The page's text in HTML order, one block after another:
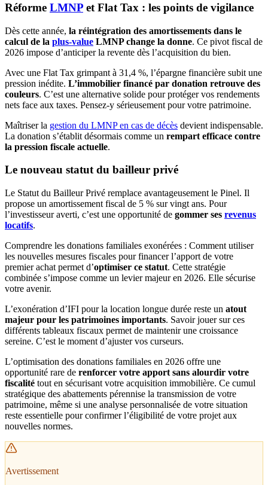
Réforme LMNP et Flat Tax : les points de vigilance
Dès cette année, la réintégration des amortissements dans le
calcul de la plus-value LMNP change la donne. Ce pivot fiscal de
2026 impose d’anticiper la revente dès l’acquisition du bien.
Avec une Flat Tax grimpant à 31,4 %, l’épargne financière subit une
pression inédite. L’immobilier financé par donation retrouve des
couleurs. C’est une alternative solide pour protéger vos rendements
nets face aux taxes. Pensez-y sérieusement pour votre patrimoine.
Maîtriser la gestion du LMNP en cas de décès devient indispensable.
La donation s’établit désormais comme un rempart efficace contre
la pression fiscale actuelle.
Le nouveau statut du bailleur privé
Le Statut du Bailleur Privé remplace avantageusement le Pinel. Il
propose un amortissement fiscal de 5 % sur vingt ans. Pour
l’investisseur averti, c’est une opportunité de gommer ses revenus
locatifs.
Comprendre les donations familiales exonérées : Comment utiliser
les nouvelles mesures fiscales pour financer l’apport de votre
premier achat permet d’optimiser ce statut. Cette stratégie
combinée s’impose comme un levier majeur en 2026. Elle sécurise
votre avenir.
L’exonération d’IFI pour la location longue durée reste un atout
majeur pour les patrimoines importants. Savoir jouer sur ces
différents tableaux fiscaux permet de maintenir une croissance
sereine. C’est le moment d’ajuster vos curseurs.
L’optimisation des donations familiales en 2026 offre une
opportunité rare de renforcer votre apport sans alourdir votre
fiscalité tout en sécurisant votre acquisition immobilière. Ce cumul
stratégique des abattements pérennise la transmission de votre
patrimoine, même si une analyse personnalisée de votre situation
reste essentielle pour confirmer l’éligibilité de votre projet aux
nouvelles normes.
Avertissement